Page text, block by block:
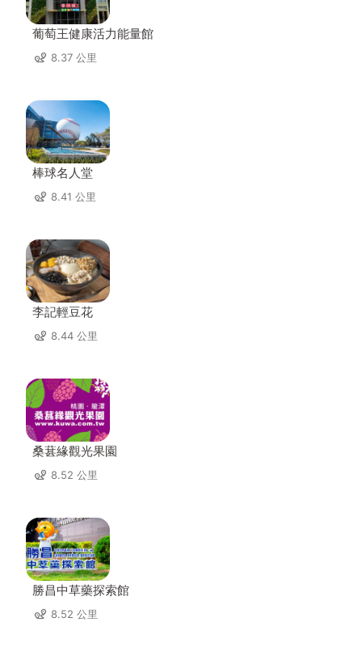
葡萄王健康活力能量館
8.37 公里
棒球名人堂
8.41 公里
李記輕豆花
8.44 公里
桑葚緣觀光果園
8.52 公里
勝昌中草藥探索館
8.52 公里